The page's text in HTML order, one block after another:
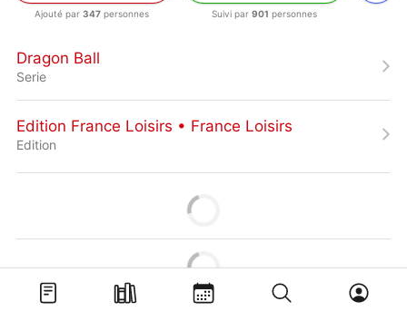
Ajouté par 347 personnes Suivi par 901 personnes
Dragon Ball
Serie
Edition France Loisirs • France Loisirs
Edition